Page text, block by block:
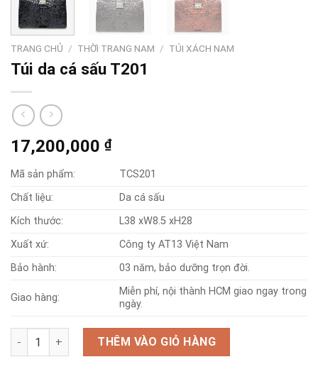
TRANG CHỦ / THỜI TRANG NAM / TÚI XÁCH NAM
Túi da cá sấu T201
17,200,000 ₫
Mã sản phẩm:
TCS201
Chất liệu:
Da cá sấu
Kích thước:
L38 xW8.5 xH28
Xuất xứ:
Công ty AT13 Việt Nam
Bảo hành:
03 năm, bảo dưỡng trọn đời.
Giao hàng:
Miễn phí, nội thành HCM giao ngay trong
ngày.
Túi da cá sấu T201 số lượngTHÊM VÀO GIỎ HÀNG